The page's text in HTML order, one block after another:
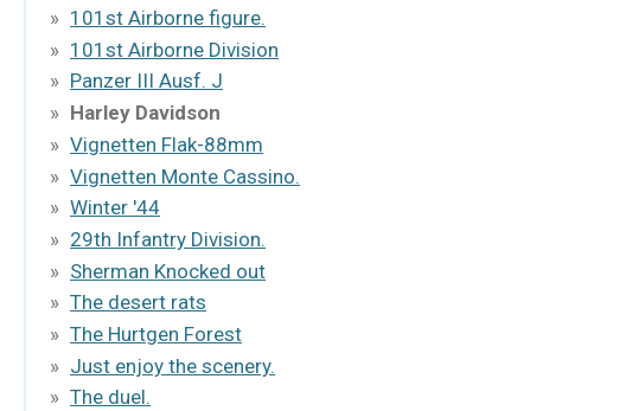
101st Airborne figure.
101st Airborne Division
Panzer III Ausf. J
Harley Davidson
Vignetten Flak-88mm
Vignetten Monte Cassino.
Winter '44
29th Infantry Division.
Sherman Knocked out
The desert rats
The Hurtgen Forest
Just enjoy the scenery.
The duel.